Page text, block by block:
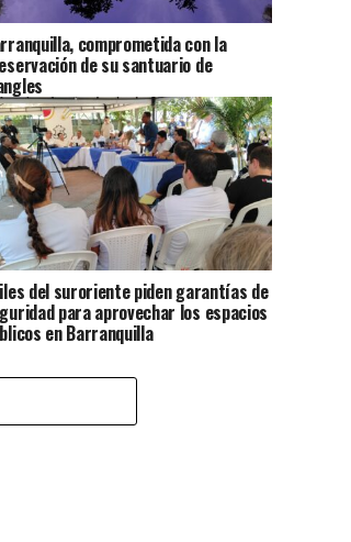
comprometida con la
de su santuario de
del suroriente piden garantías de
para aprovechar los espacios
en Barranquilla